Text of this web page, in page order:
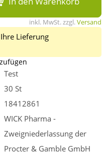
inkl. MwSt. zzgl.Versand
Lieferung
Test
30 St
18412861
WICK Pharma -
Zweigniederlassung der
Procter & Gamble GmbH